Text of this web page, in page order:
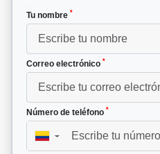
Tu nombre *
Correo electrónico *
Número de teléfono *
▼